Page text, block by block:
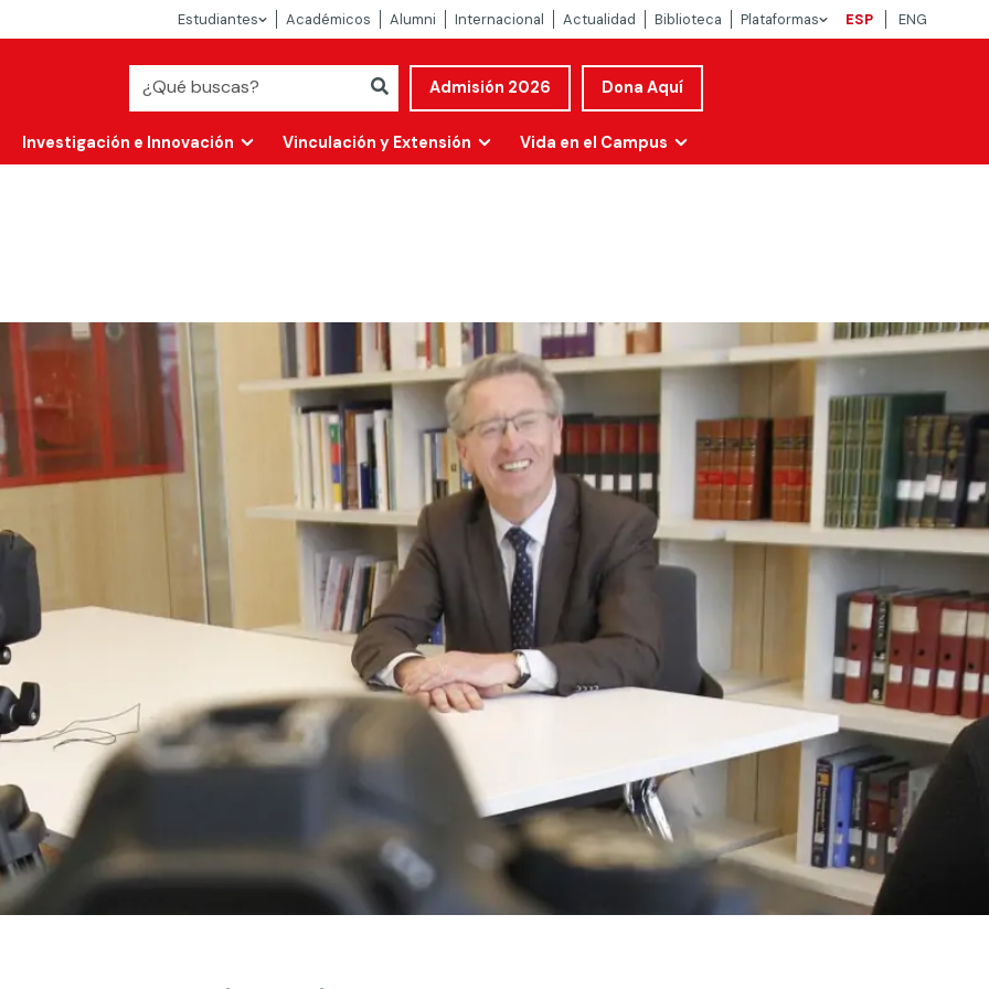
Estudiantes Académicos Alumni Internacional Actualidad Biblioteca Plataformas ESP ENG
Admisión 2026 Dona Aquí
Investigación e Innovación Vinculación y Extensión Vida en el Campus